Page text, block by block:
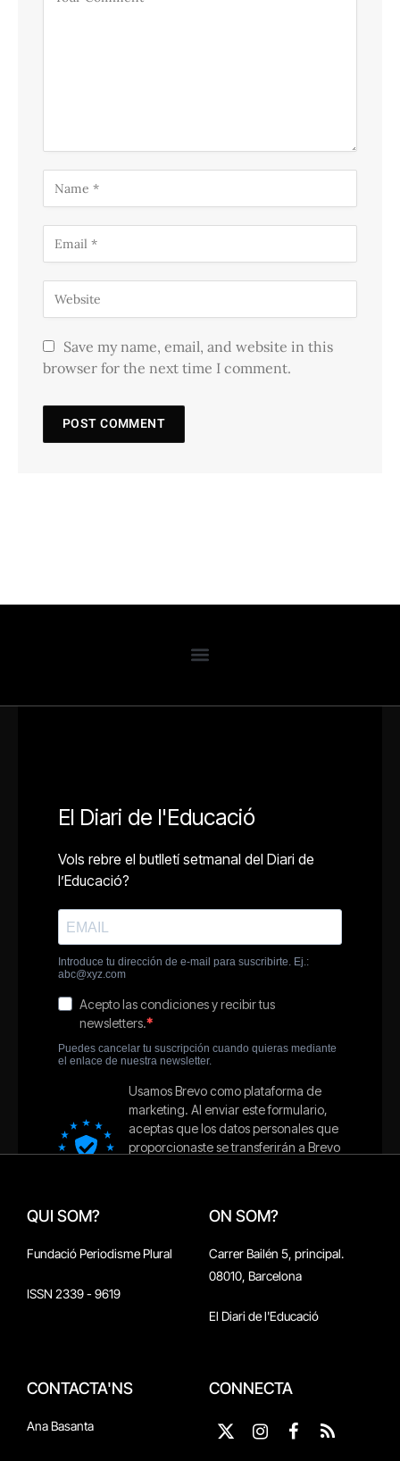
Save my name, email, and website in this
browser for the next time I comment.
QUI SOM?
Fundació Periodisme Plural
ISSN 2339 - 9619
ON SOM?
Carrer Bailén 5, principal.
08010, Barcelona
El Diari de l'Educació
CONTACTA'NS
Ana Basanta
CONNECTA
X
Instagram
Facebook
RSS